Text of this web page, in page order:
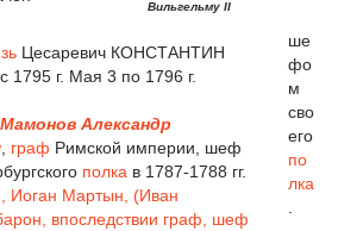
Вильгельму II
Цесаревич КОНСТАНТИН
г. Мая 3 по 1796 г.
Александр
, граф Римской империи, шеф
полка в 1787-1788 гг.
Иоган Мартын, (Иван
впоследствии граф, шеф
ше
фо
м
сво
его
по
лка
.